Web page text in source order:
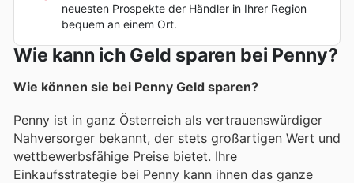
neuesten Prospekte der Händler in Ihrer Region
bequem an einem Ort.
Wie kann ich Geld sparen bei Penny?
Wie können sie bei Penny Geld sparen?
Penny ist in ganz Österreich als vertrauenswürdiger
Nahversorger bekannt, der stets großartigen Wert und
wettbewerbsfähige Preise bietet. Ihre
Einkaufsstrategie bei Penny kann ihnen das ganze